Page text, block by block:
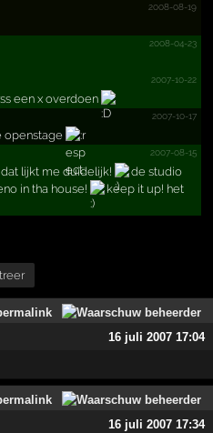
2008-08-19
2008-04-23
2007-10-22
een x overdoen
2007-10-17
openstage
2007-08-15
lijkt me duidelijk!
de studio
in tha house!
keep it up! het
16 juli 2007 17:04
16 juli 2007 17:34